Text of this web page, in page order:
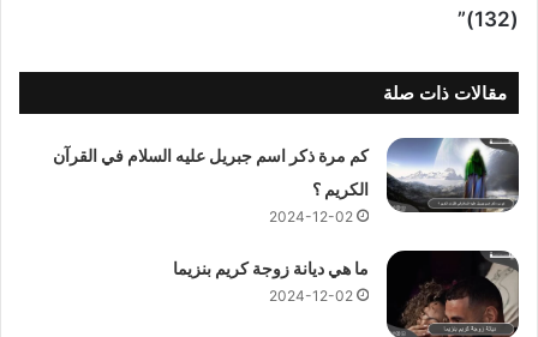
(132)”
مقالات ذات صلة
كم مرة ذكر اسم جبريل عليه السلام في القرآن
الكريم ؟
2024-12-02
ما هي ديانة زوجة كريم بنزيما
2024-12-02